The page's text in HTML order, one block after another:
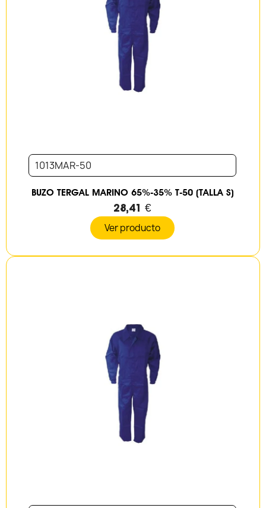
1013MAR-50
BUZO TERGAL MARINO 65%-35% T-50 (TALLA S)
28,41 €
Ver producto